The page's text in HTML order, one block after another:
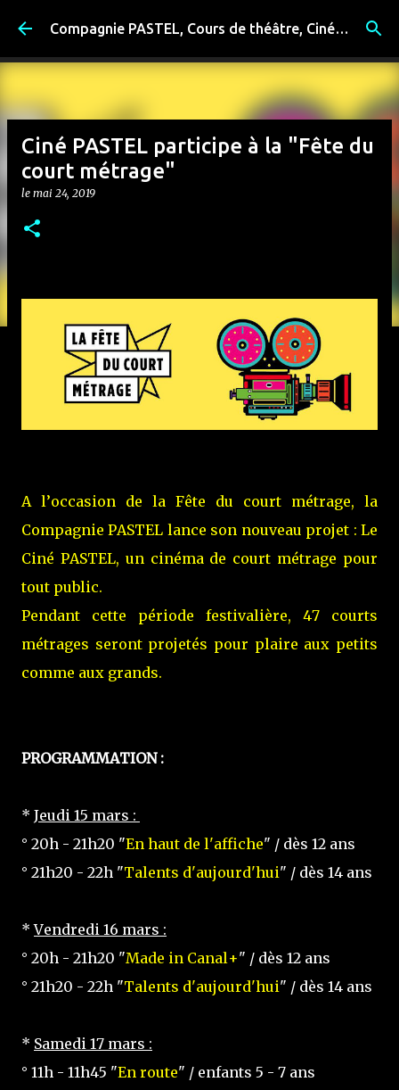
Accéder au contenu principal Compagnie PASTEL, Cours de théâtre, Cinéma, Exposition, Ateliers artistiques, Spectacle à Reims
Ciné PASTEL participe à la "Fête du
court métrage"
le mai 24, 2019
A l’occasion de la Fête du court métrage, la
Compagnie PASTEL lance son nouveau projet : Le
Ciné PASTEL, un cinéma de court métrage pour
tout public.
Pendant cette période festivalière, 47 courts
métrages seront projetés pour plaire aux petits
comme aux grands.
PROGRAMMATION :
* Jeudi 15 mars :
° 20h - 21h20 "En haut de l'affiche" / dès 12 ans
° 21h20 - 22h "Talents d'aujourd'hui" / dès 14 ans
*Vendredi 16 mars :
° 20h - 21h20 "Made in Canal+" / dès 12 ans
° 21h20 - 22h "Talents d'aujourd'hui" / dès 14 ans
* Samedi 17 mars :
° 11h - 11h45 "En route" / enfants 5 - 7 ans